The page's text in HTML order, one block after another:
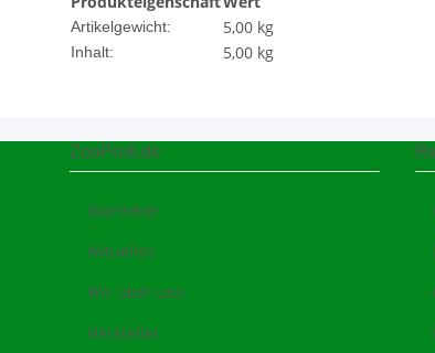
Artikelgewicht: 5,00 kg
Inhalt: 5,00 kg
ZooProfi.de
Startseite
Aktuelles
Wir über uns
Hersteller